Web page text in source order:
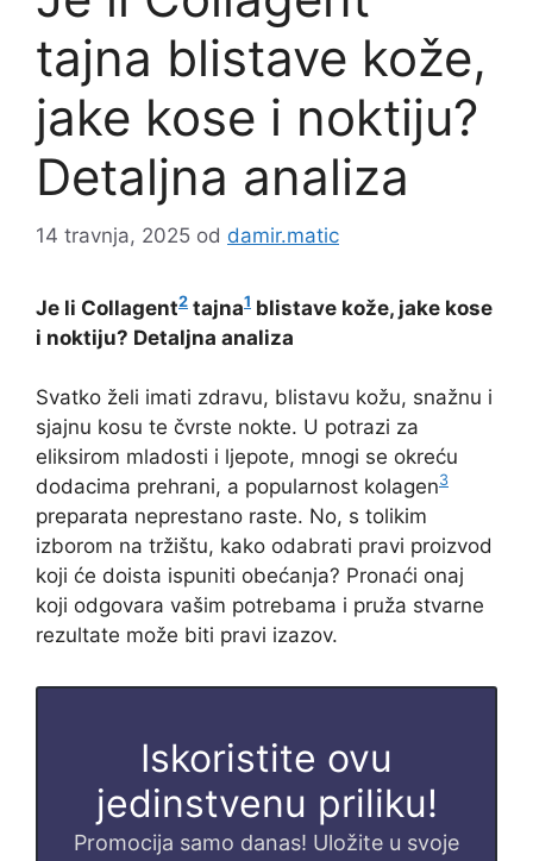
tajna blistave kože,
jake kose i noktiju?
Detaljna analiza
14 travnja, 2025 od damir.matic
Je li Collagent2 tajna1 blistave kože, jake kose
i noktiju? Detaljna analiza
Svatko želi imati zdravu, blistavu kožu, snažnu i
sjajnu kosu te čvrste nokte. U potrazi za
eliksirom mladosti i ljepote, mnogi se okreću
dodacima prehrani, a popularnost kolagen3
preparata neprestano raste. No, s tolikim
izborom na tržištu, kako odabrati pravi proizvod
koji će doista ispuniti obećanja? Pronaći onaj
koji odgovara vašim potrebama i pruža stvarne
rezultate može biti pravi izazov.
Iskoristite ovu
jedinstvenu priliku!
Promocija samo danas! Uložite u svoje